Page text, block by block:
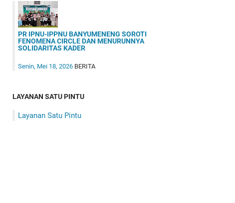
PR IPNU-IPPNU BANYUMENENG SOROTI
FENOMENA CIRCLE DAN MENURUNNYA
SOLIDARITAS KADER
Senin, Mei 18, 2026 BERITA
LAYANAN SATU PINTU
Layanan Satu Pintu